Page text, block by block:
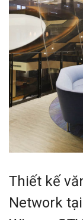
Thiết kế
Network